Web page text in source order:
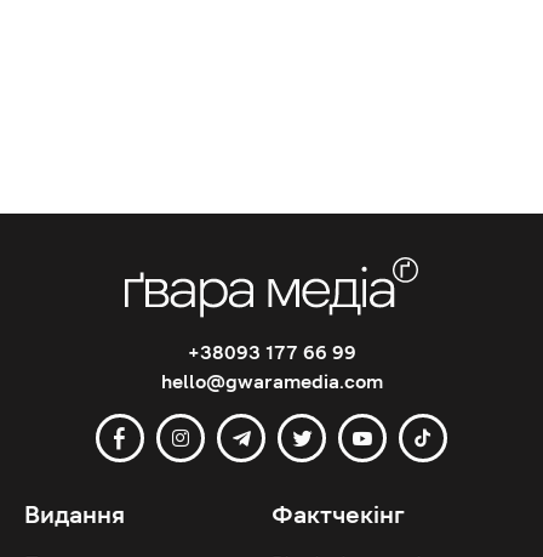
+38093 177 66 99
hello@gwaramedia.com
Видання Фактчекінг